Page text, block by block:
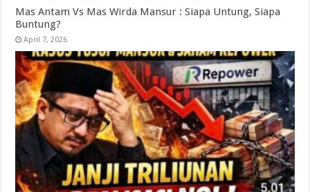
Mas Antam Vs Mas Wirda Mansur : Siapa Untung, Siapa
Buntung?
April 7, 2026